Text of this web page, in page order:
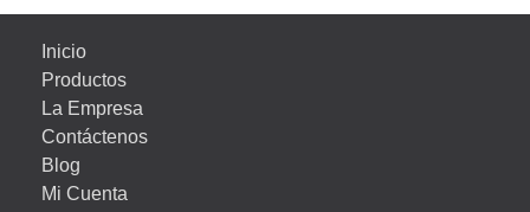
Inicio
Productos
La Empresa
Contáctenos
Blog
Mi Cuenta